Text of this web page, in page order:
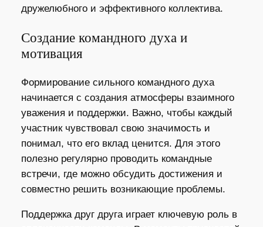
дружелюбного и эффективного коллектива.
Создание командного духа и
мотивация
Формирование сильного командного духа
начинается с создания атмосферы взаимного
уважения и поддержки. Важно, чтобы каждый
участник чувствовал свою значимость и
понимал, что его вклад ценится. Для этого
полезно регулярно проводить командные
встречи, где можно обсудить достижения и
совместно решить возникающие проблемы.
Поддержка друг друга играет ключевую роль в